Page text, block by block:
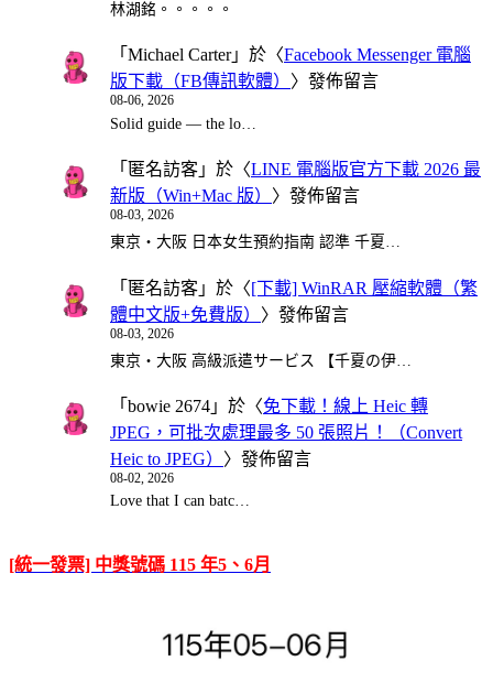
林湖銘。。。。。
「 Michael Carter」於〈Facebook Messenger 電腦
版下載（FB傳訊軟體）
〉發佈留言
08-06, 2026
Solid guide — the lo…
「 匿名訪客 」於〈LINE 電腦版官方下載 2026 最
新版（Win+Mac 版） 〉發佈留言
08-03, 2026
東京・大阪 日本女生預約指南 認準 千夏…
「 匿名訪客 」於〈[下載] WinRAR 壓縮軟體（繁
體中文版+免費版） 〉發佈留言
08-03, 2026
東京・大阪 高級派遣サービス 【千夏の伊…
「 bowie 2674 」於〈免下載！線上 Heic 轉
JPEG，可批次處理最多 50 張照片！（Convert
Heic to JPEG） 〉發佈留言
08-02, 2026
Love that I can batc…
[統一發票] 中獎號碼 115 年5、6月